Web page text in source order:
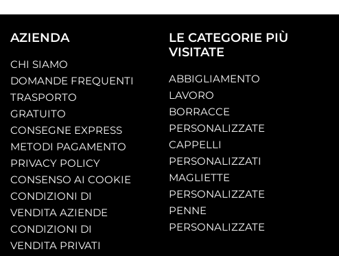
AZIENDA
CHI SIAMO
DOMANDE FREQUENTI
TRASPORTO
GRATUITO
CONSEGNE EXPRESS
METODI PAGAMENTO
PRIVACY POLICY
CONSENSO AI COOKIE
CONDIZIONI DI
VENDITA AZIENDE
CONDIZIONI DI
VENDITA PRIVATI
LE CATEGORIE PIÙ
VISITATE
ABBIGLIAMENTO
LAVORO
BORRACCE
PERSONALIZZATE
CAPPELLI
PERSONALIZZATI
MAGLIETTE
PERSONALIZZATE
PENNE
PERSONALIZZATE